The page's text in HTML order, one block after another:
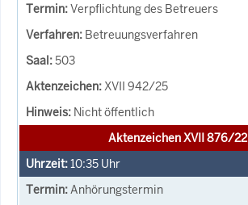
Verpflichtung des Betreuers
Betreuungsverfahren
503
XVII 942/25
Nicht öffentlich
Aktenzeichen XVII 876/22
10:35 Uhr
Anhörungstermin